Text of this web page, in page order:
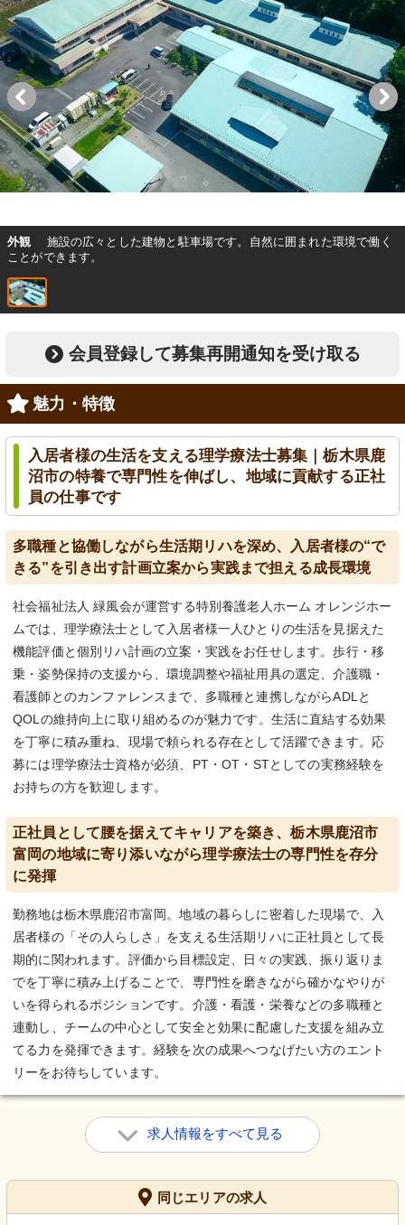
外観
施設の広々とした建物と駐車場です。自然に囲まれた環境で働く
ことができます。
会員登録して募集再開通知を受け取る
魅力・特徴
入居者様の生活を支える理学療法士募集｜栃木県鹿
沼市の特養で専門性を伸ばし、地域に貢献する正社
員の仕事です
多職種と協働しながら生活期リハを深め、入居者様の“で
きる”を引き出す計画立案から実践まで担える成長環境
社会福祉法人 緑風会が運営する特別養護老人ホーム オレンジホー
ムでは、理学療法士として入居者様一人ひとりの生活を見据えた
機能評価と個別リハ計画の立案・実践をお任せします。歩行・移
乗・姿勢保持の支援から、環境調整や福祉用具の選定、介護職・
看護師とのカンファレンスまで、多職種と連携しながらADLと
QOLの維持向上に取り組めるのが魅力です。生活に直結する効果
を丁寧に積み重ね、現場で頼られる存在として活躍できます。応
募には理学療法士資格が必須、PT・OT・STとしての実務経験を
お持ちの方を歓迎します。
正社員として腰を据えてキャリアを築き、栃木県鹿沼市
富岡の地域に寄り添いながら理学療法士の専門性を存分
に発揮
勤務地は栃木県鹿沼市富岡。地域の暮らしに密着した現場で、入
居者様の「その人らしさ」を支える生活期リハに正社員として長
期的に関われます。評価から目標設定、日々の実践、振り返りま
でを丁寧に積み上げることで、専門性を磨きながら確かなやりが
いを得られるポジションです。介護・看護・栄養などの多職種と
連動し、チームの中心として安全と効果に配慮した支援を組み立
てる力を発揮できます。経験を次の成果へつなげたい方のエント
リーをお待ちしています。
求人情報をすべて見る
同じエリアの求人